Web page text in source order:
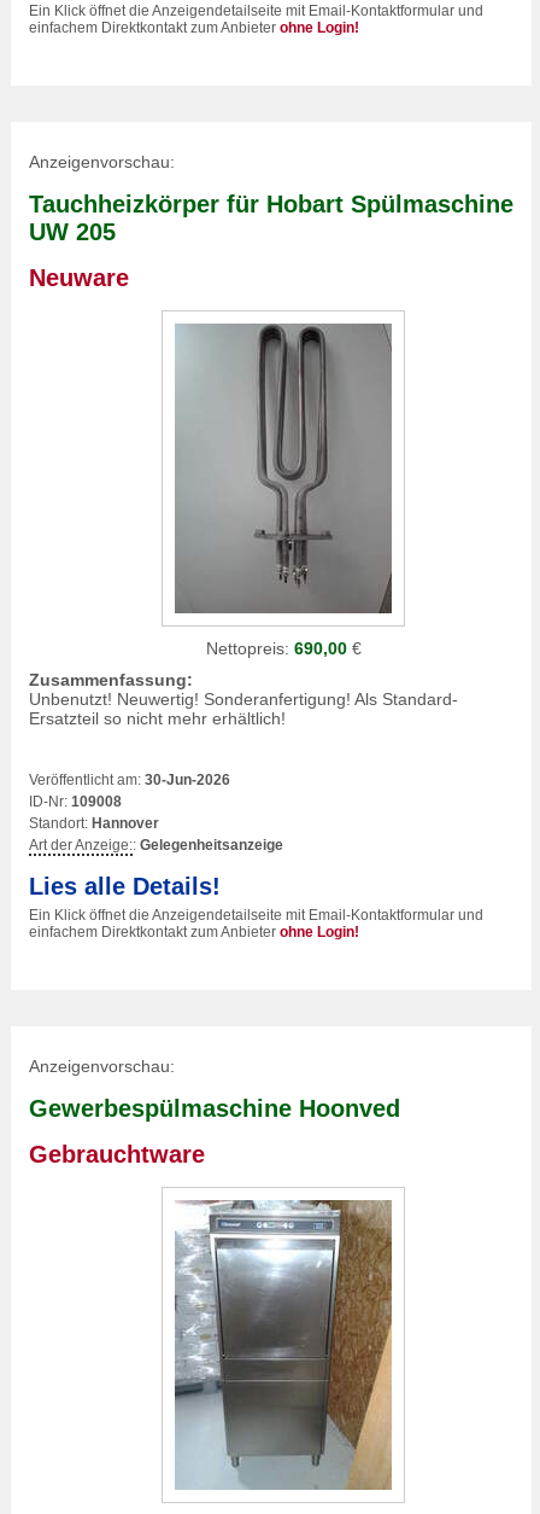
Ein Klick öffnet die Anzeigendetailseite mit Email-Kontaktformular und
einfachem Direktkontakt zum Anbieter ohne Login!
Anzeigenvorschau:
Tauchheizkörper für Hobart Spülmaschine
UW 205
Neuware
Nettopreis: 690,00€
Zusammenfassung:
Unbenutzt! Neuwertig! Sonderanfertigung! Als Standard-
Ersatzteil so nicht mehr erhältlich!
Veröffentlicht am: 30-Jun-2026
ID-Nr: 109008
Standort: Hannover
Art der Anzeige:: Gelegenheitsanzeige
Lies alle Details!
Ein Klick öffnet die Anzeigendetailseite mit Email-Kontaktformular und
einfachem Direktkontakt zum Anbieter ohne Login!
Anzeigenvorschau:
Gewerbespülmaschine Hoonved
Gebrauchtware